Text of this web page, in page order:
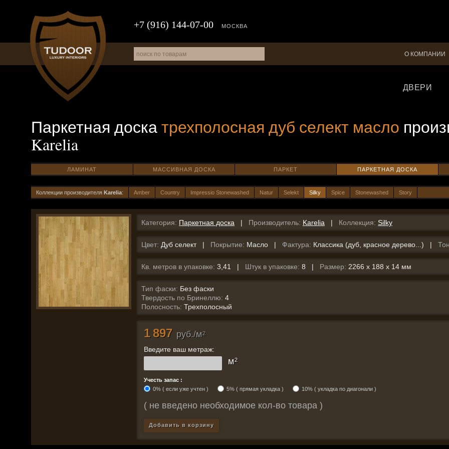
+7 (916) 144-07-00 МОСКВА
О КОМПАНИИ
ДВЕРИ
Паркетная доскатрехполосная дуб селект масло
Karelia
ЛАМИНАТ МАССИВНАЯ ДОСКА ПАРКЕТ ПАРКЕТНАЯ ДОСКА
Коллекции производителя Karelia: Amber Country Impressio Stonewashed Natur Selekt Silky Spice Stonewashed Story
Категория: Паркетная доска | Производитель: Karelia | Коллекция: Silky
Цвет: Дуб селект | Покрытие: Масло | Фактура: Классика (дуб, красное дерево...) |
Кв. метров в упаковке: 3,41 | Штук в упаковке: 8 | Размер: 2266 x 188 x 14 мм
Тип фаски: Без фаски
Твердость по Бринеллю: 4
Полосность: Трехполосный
1 897 руб./м2
Введите ваш метраж:
м2
Учесть запас :
0% ( если уже учтен )
5% ( прямая укладка ) 10% ( укладка по диагонали )
( не введено необходимое кол-во товара )
Добавить в корзину